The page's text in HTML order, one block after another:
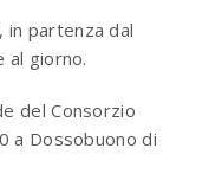
in partenza dal
al giorno.
del Consorzio
a Dossobuono di